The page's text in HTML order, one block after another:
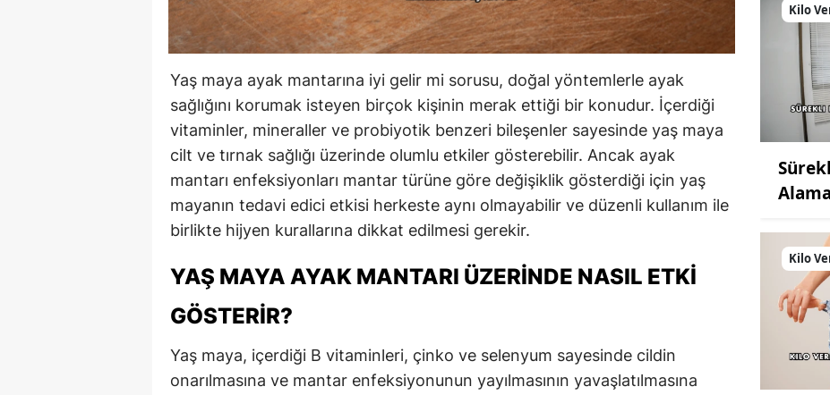
Yaş maya ayak mantarına iyi gelir mi sorusu, doğal yöntemlerle ayak
sağlığını korumak isteyen birçok kişinin merak ettiği bir konudur. İçerdiği
vitaminler, mineraller ve probiyotik benzeri bileşenler sayesinde yaş maya
cilt ve tırnak sağlığı üzerinde olumlu etkiler gösterebilir. Ancak ayak
mantarı enfeksiyonları mantar türüne göre değişiklik gösterdiği için yaş
mayanın tedavi edici etkisi herkeste aynı olmayabilir ve düzenli kullanım ile
birlikte hijyen kurallarına dikkat edilmesi gerekir.
YAŞ MAYA AYAK MANTARI ÜZERINDE NASIL ETKI
GÖSTERIR?
Yaş maya, içerdiği B vitaminleri, çinko ve selenyum sayesinde cildin
onarılmasına ve mantar enfeksiyonunun yayılmasının yavaşlatılmasına
Kilo
Kilo